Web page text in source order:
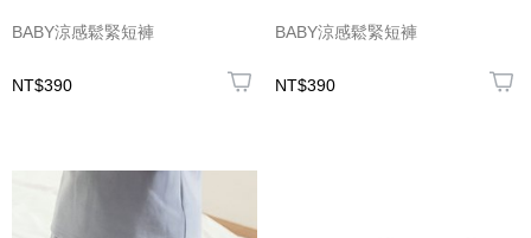
BABY涼感鬆緊短褲
NT$390
BABY涼感鬆緊短褲
NT$390